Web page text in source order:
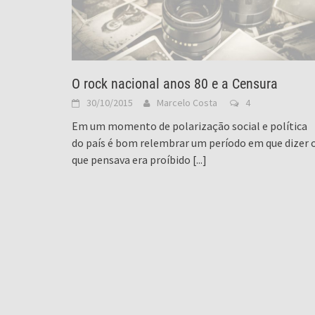
O rock nacional anos 80 e a Censura
30/10/2015 Marcelo Costa 4
Em um momento de polarização social e política
do país é bom relembrar um período em que dizer
que pensava era proíbido [...]